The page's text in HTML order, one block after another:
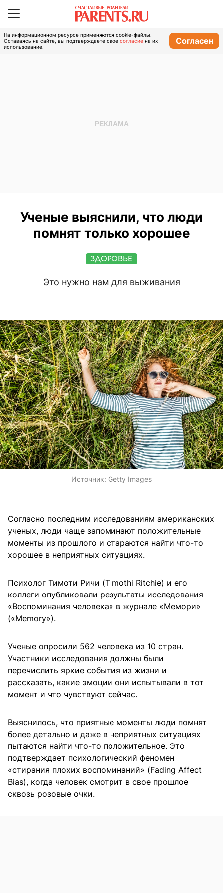
На информационном ресурсе применяются cookie-файлы.
Оставаясь на сайте, вы подтверждаете свое согласие на их
использование.
Согласен
Ученые выяснили, что люди
помнят только хорошее
ЗДОРОВЬЕ
Это нужно нам для выживания
Источник: Getty Images
Согласно последним исследованиям американских
ученых, люди чаще запоминают положительные
моменты из прошлого и стараются найти что-то
хорошее в неприятных ситуациях.
Психолог Тимоти Ричи (Timothi Ritchie) и его
коллеги опубликовали результаты исследования
«Воспоминания человека» в журнале «Мемори»
(«Memory»).
Ученые опросили 562 человека из 10 стран.
Участники исследования должны были
перечислить яркие события из жизни и
рассказать, какие эмоции они испытывали в тот
момент и что чувствуют сейчас.
Выяснилось, что приятные моменты люди помнят
более детально и даже в неприятных ситуациях
пытаются найти что-то положительное. Это
подтверждает психологический феномен
«стирания плохих воспоминаний» (Fading Affect
Bias), когда человек смотрит в свое прошлое
сквозь розовые очки.